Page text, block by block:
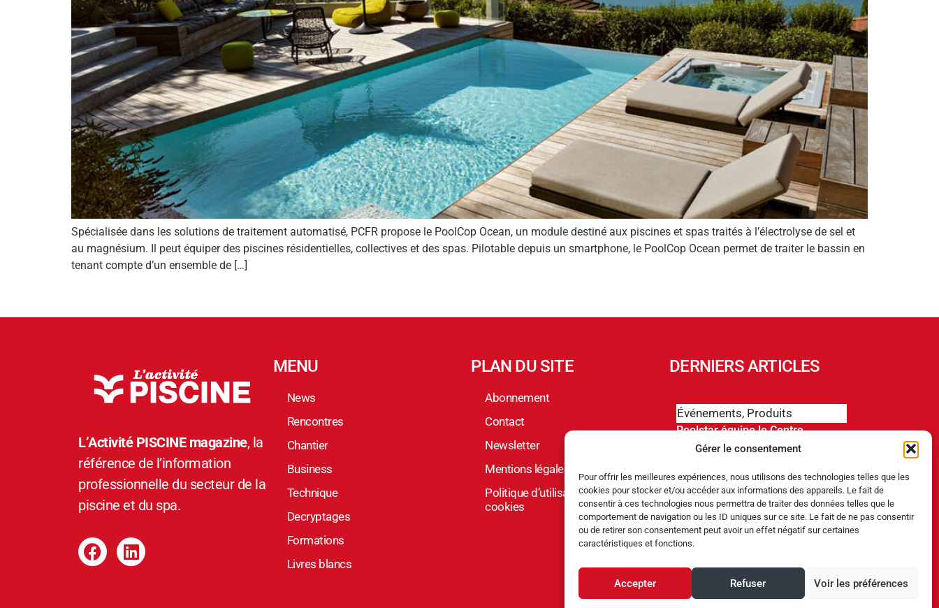
Gérer le consentement
Pour offrir les meilleures expériences, nous utilisons des technologies telles que les
cookies pour stocker et/ou accéder aux informations des appareils. Le fait de
consentir à ces technologies nous permettra de traiter des données telles que le
comportement de navigation ou les ID uniques sur ce site. Le fait de ne pas consentir
ou de retirer son consentement peut avoir un effet négatif sur certaines
caractéristiques et fonctions.
Accepter Refuser Voir les préférences
Spécialisée dans les solutions de traitement automatisé, PCFR propose le PoolCop Ocean, un module destiné aux piscines et spas traités à l’électrolyse de sel et
au magnésium. Il peut équiper des piscines résidentielles, collectives et des spas. Pilotable depuis un smartphone, le PoolCop Ocean permet de traiter le bassin en
tenant compte d’un ensemble de […]
L’Activité PISCINE magazine, la
référence de l’information
professionnelle du secteur de la
piscine et du spa.
MENU
News
Rencontres
Chantier
Business
Technique
Decryptages
Formations
Livres blancs
PLAN DU SITE
Abonnement
Contact
Newsletter
Mentions légales
Politique d’utilisation des
cookies
DERNIERS ARTICLES
Événements, Produits
Poolstar équipe le Centre
Aquatique Olympique avec ses
pompes à chaleur Poolex
Produits
ABRIBLUE lance SELFEEX, une
fixation automatique pour
simplifier l’utilisation des volets